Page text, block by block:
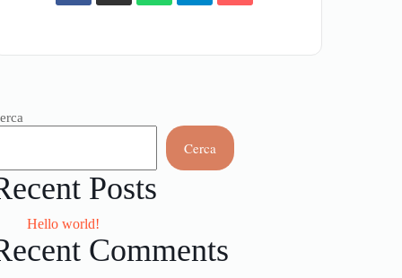
Cerca
Posts
Hello world!
Comments